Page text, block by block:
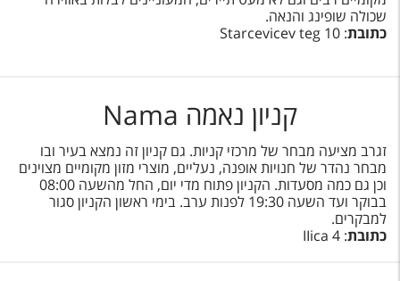
שכולה שופינג והנאה.
כתובת: Starcevicev teg 10
קניון נאמה Nama
זגרב מציעה מבחר של מרכזי קניות. גם קניון זה נמצא בעיר ובו
מבחר נהדר של חנויות אופנה, נעליים, מוצרי מזון מקומיים מצוינים
וכן גם כמה מסעדות. הקניון פתוח מדי יום, החל מהשעה 08:00
בבוקר ועד השעה 19:30 לפנות ערב. בימי ראשון הקניון סגור
למבקרים.
כתובת: IIica 4